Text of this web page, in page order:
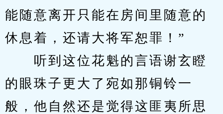
能随意离开只能在房间里随意的
休息着，还请大将军恕罪！”
听到这位花魁的言语谢玄瞪
的眼珠子更大了宛如那铜铃一
般，他自然还是觉得这匪夷所思